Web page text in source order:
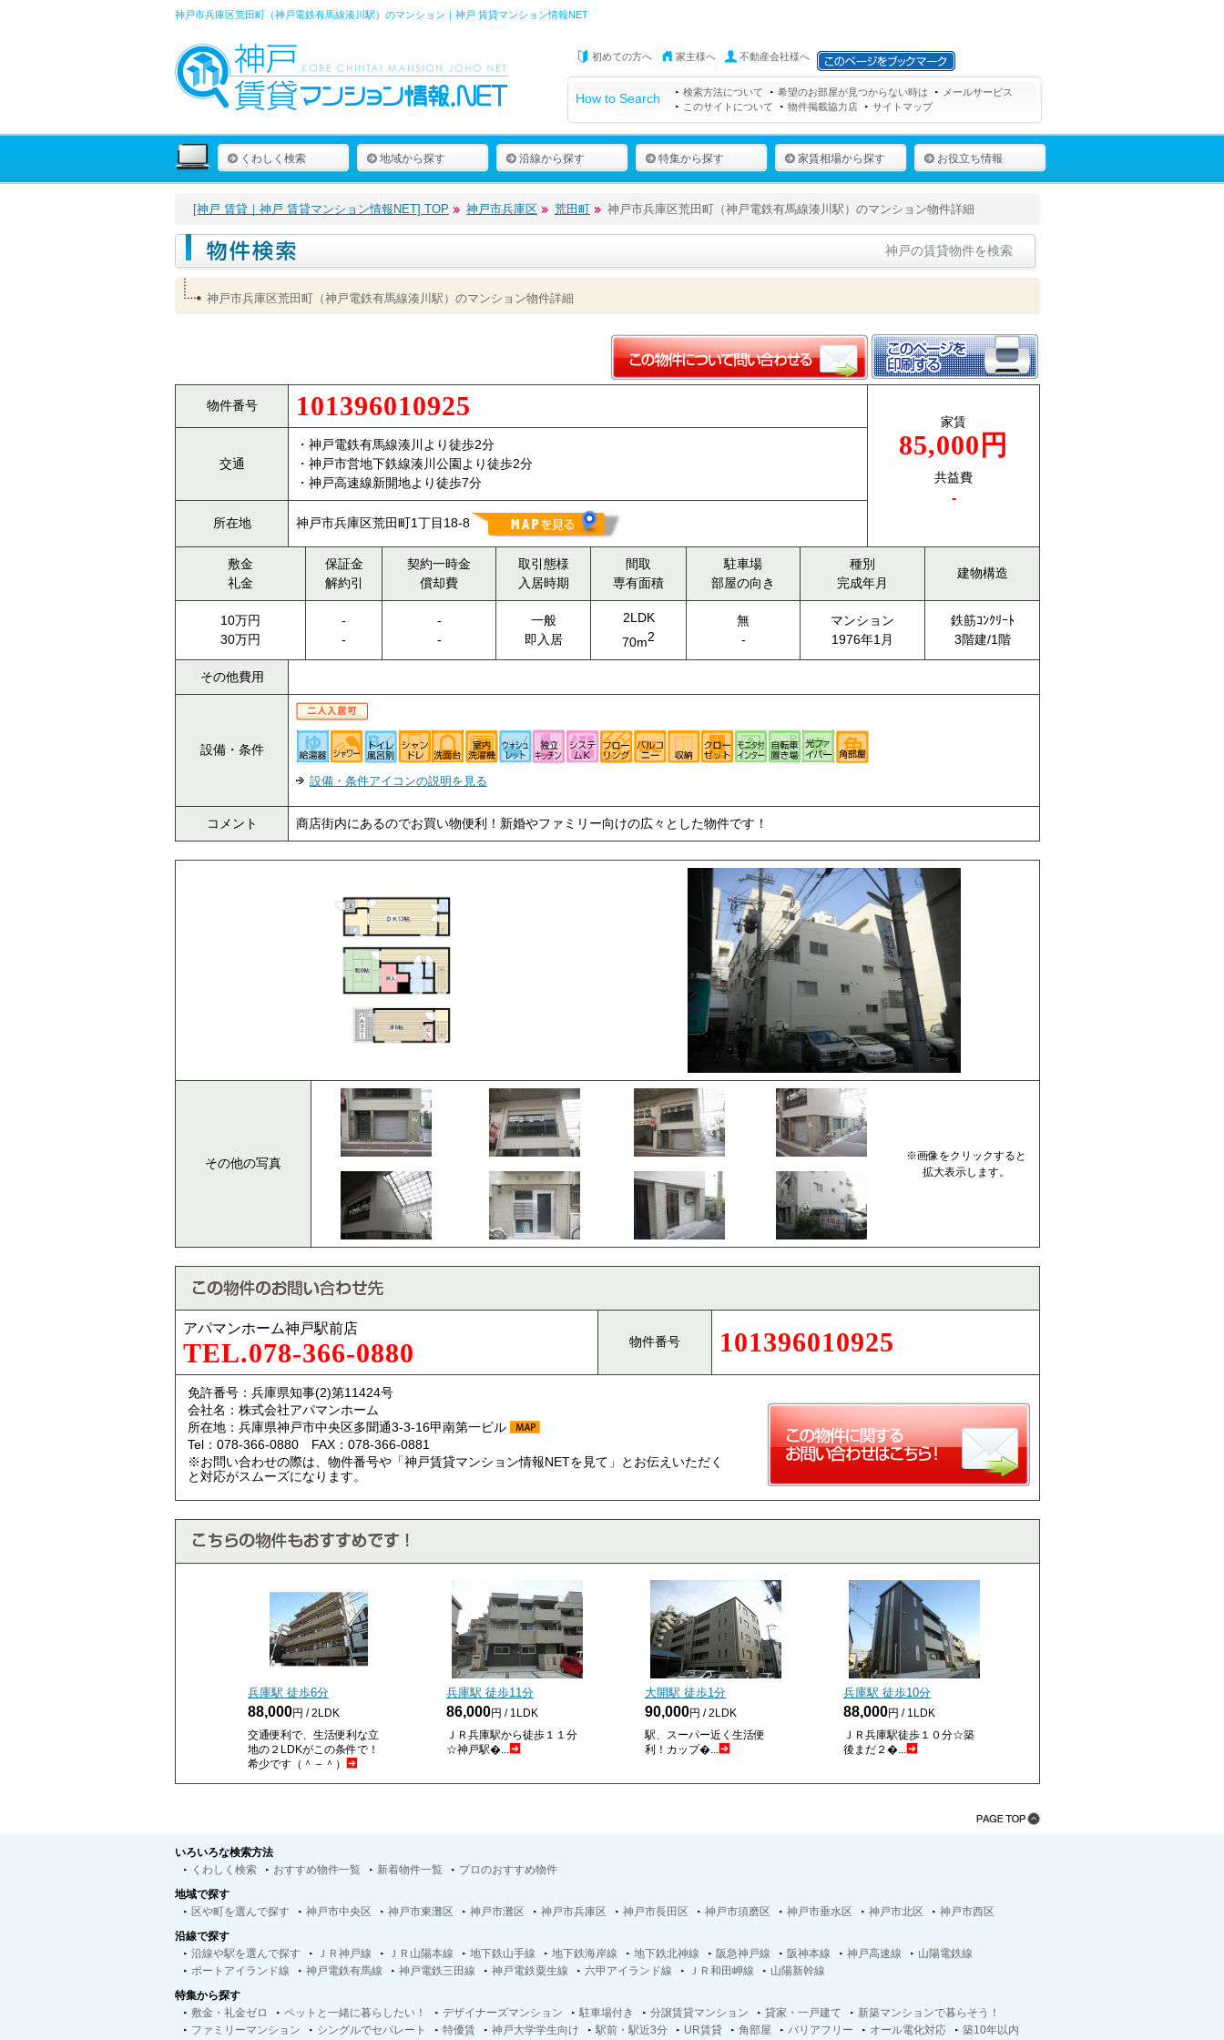
神戸市兵庫区荒田町（神戸電鉄有馬線湊川駅）のマンション｜神戸 賃貸マンション情報NET
初めての方へ 家主様へ 不動産会社様へ
How to Search 検索方法について 希望のお部屋が見つからない時は
メールサービス
このサイトについて
物件掲載協力店 サイトマップ
くわしく検索 地域から探す 沿線から探す 特集から探す 家賃相場から探す お役立ち情報
[神戸 賃貸｜神戸 賃貸マンション情報NET] TOP 神戸市兵庫区 荒田町 神戸市兵庫区荒田町（神戸電鉄有馬線湊川駅）のマンション物件詳細
神戸の賃貸物件を検索
神戸市兵庫区荒田町（神戸電鉄有馬線湊川駅）のマンション物件詳細
物件番号 101396010925
家賃
85,000円
共益費
-
交通
・神戸電鉄有馬線湊川より徒歩2分
・神戸市営地下鉄線湊川公園より徒歩2分
・神戸高速線新開地より徒歩7分
所在地 神戸市兵庫区荒田町1丁目18-8
敷金
礼金
保証金
解約引
契約一時金
償却費
取引態様
入居時期
間取
専有面積
駐車場
部屋の向き
種別
完成年月
建物構造
10万円
30万円
-
-
-
-
一般
即入居
2LDK
70m2
無
-
マンション
1976年1月
鉄筋ｺﾝｸﾘｰﾄ
3階建/1階
その他費用
設備・条件
設備・条件アイコンの説明を見る
コメント 商店街内にあるのでお買い物便利！新婚やファミリー向けの広々とした物件です！
その他の写真
※画像をクリックすると
拡大表示します。
アパマンホーム神戸駅前店
TEL.078-366-0880 物件番号 101396010925
免許番号：兵庫県知事(2)第11424号
会社名：株式会社アパマンホーム
所在地：兵庫県神戸市中央区多聞通3-3-16甲南第一ビル
Tel：078-366-0880 FAX：078-366-0881
※お問い合わせの際は、物件番号や「神戸賃貸マンション情報NETを見て」とお伝えいただく
と対応がスムーズになります。
兵庫駅 徒歩6分
88,000円 / 2LDK
交通便利で、生活便利な立
地の２LDKがこの条件で！
希少です（＾－＾）
兵庫駅 徒歩11分
86,000円 / 1LDK
ＪＲ兵庫駅から徒歩１１分
☆神戸駅�...
大開駅 徒歩1分
90,000円 / 2LDK
駅、スーパー近く生活便
利！カップ�...
兵庫駅 徒歩10分
88,000円 / 1LDK
ＪＲ兵庫駅徒歩１０分☆築
後まだ２�...
いろいろな検索方法
くわしく検索
おすすめ物件一覧 新着物件一覧
プロのおすすめ物件
地域で探す
区や町を選んで探す
神戸市中央区 神戸市東灘区 神戸市灘区 神戸市兵庫区 神戸市長田区 神戸市須磨区 神戸市垂水区 神戸市北区
神戸市西区
沿線で探す
沿線や駅を選んで探す
ＪＲ神戸線 ＪＲ山陽本線 地下鉄山手線 地下鉄海岸線 地下鉄北神線 阪急神戸線 阪神本線 神戸高速線
山陽電鉄線
ポートアイランド線
神戸電鉄有馬線 神戸電鉄三田線 神戸電鉄粟生線 六甲アイランド線 ＪＲ和田岬線
山陽新幹線
特集から探す
敷金・礼金ゼロ
ペットと一緒に暮らしたい！ デザイナーズマンション 駐車場付き 分譲賃貸マンション 貸家・一戸建て
新築マンションで暮らそう！
ファミリーマンション
シングルでセパレート 特優賃 神戸大学学生向け 駅前・駅近3分 UR賃貸 角部屋 バリアフリー オール電化対応 築10年以内